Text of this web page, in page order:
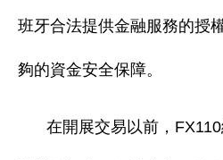
班牙合法提供金融服務的授
夠的資金安全保障。
在開展交易以前，